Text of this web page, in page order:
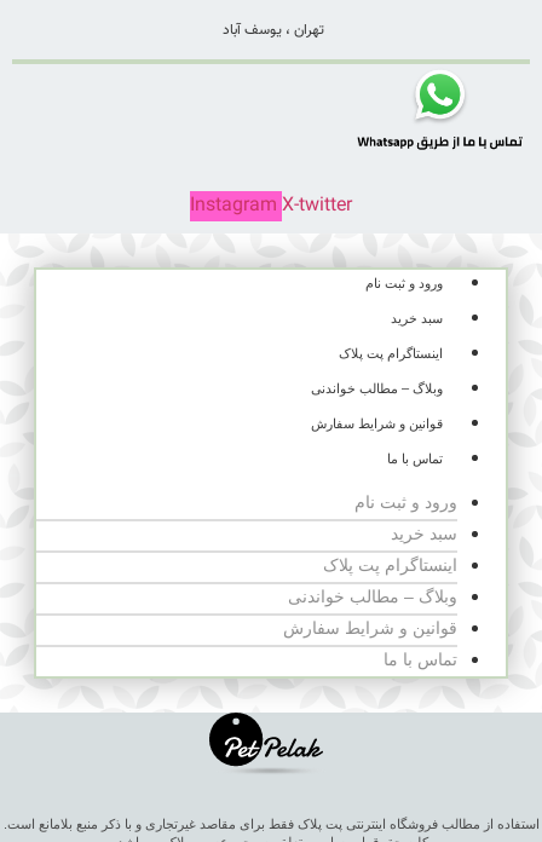
تهران ، یوسف آباد
Instagram X-twitter
ورود و ثبت نام
سبد خرید
اینستاگرام پت پلاک
وبلاگ – مطالب خواندنی
قوانین و شرایط سفارش
تماس با ما
ورود و ثبت نام
سبد خرید
اینستاگرام پت پلاک
وبلاگ – مطالب خواندنی
قوانین و شرایط سفارش
تماس با ما
استفاده از مطالب فروشگاه اینترنتی پت پلاک فقط برای مقاصد غیرتجاری و با ذکر منبع بلامانع است.